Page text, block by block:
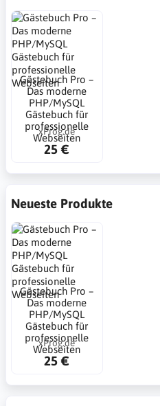
Gästebuch Pro –
Das moderne
PHP/MySQL
Gästebuch für
professionelle
Webseiten
xProg.de
25 €
Neueste Produkte
Gästebuch Pro –
Das moderne
PHP/MySQL
Gästebuch für
professionelle
Webseiten
xProg.de
25 €